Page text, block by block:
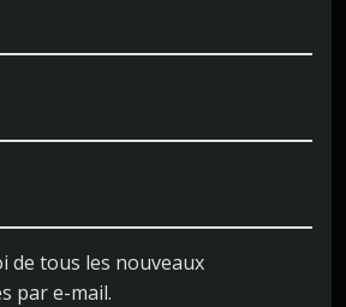
de tous les nouveaux
par e-mail.